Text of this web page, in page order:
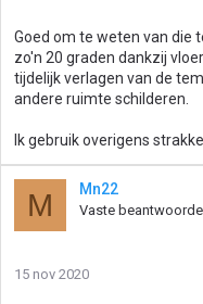
Goed om te weten van die
zo'n 20 graden dankzij
tijdelijk verlagen van de
andere ruimte schilderen.
Ik gebruik overigens
M Mn22
Vaste
15 nov 2020